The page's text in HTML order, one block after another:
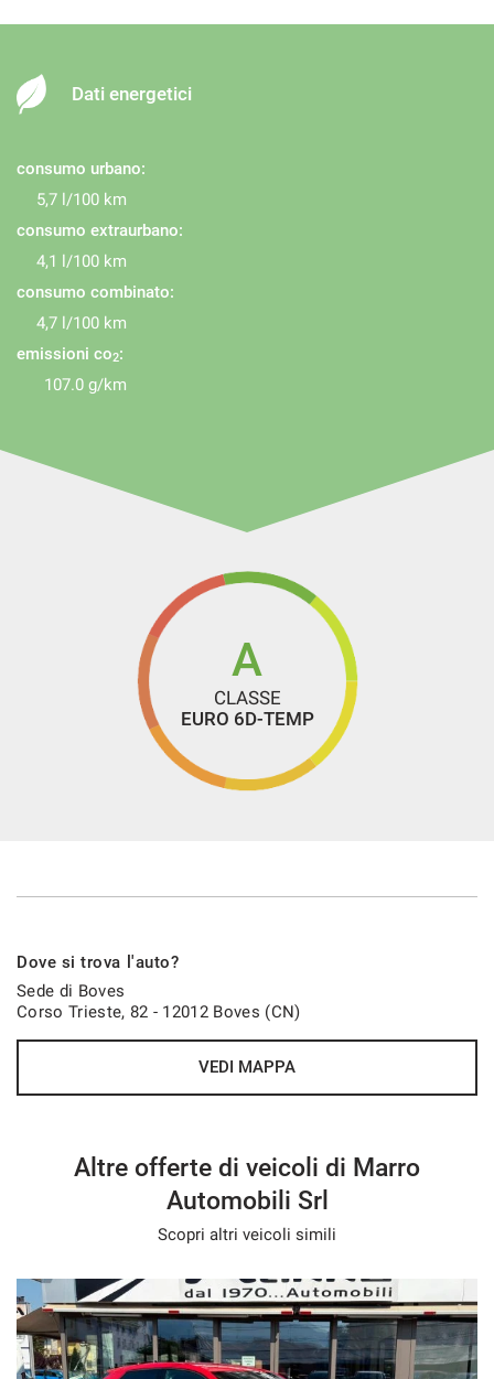
Isofix
Pneumatici estivi
REGOLAZIONE VOLANTE IN ALTEZZA
Riconoscimento dei segnali stradali
Sedile posteriore sdoppiato
sedile regolabile in altezza
Sedili riscaldati
Sedili sportivi
Sensore di luce
Sensore di pioggia
Sensori di parcheggio posteriori
Sistema di chiamata d'emergenza
Sistema di riconoscimento della stanchezza
Specchietti laterali elettrici
Telecamera per parcheggio assistito
TELECAMERA POSTERIORE
Volante multifunzione
Volante riscaldabile
Dati energetici
consumo urbano:
5,7 l/100 km
consumo extraurbano:
4,1 l/100 km
consumo combinato:
4,7 l/100 km
emissioni co2:
107.0 g/km
A
CLASSE
EURO 6D-TEMP
Dove si trova l'auto?
Sede di Boves
Corso Trieste, 82 - 12012 Boves (CN)
VEDI MAPPA
Altre offerte di veicoli di Marro
Automobili Srl
Scopri altri veicoli simili